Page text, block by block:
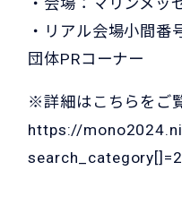
・リアル会場小間番
団体PRコーナー
※詳細はこちらをご
https://